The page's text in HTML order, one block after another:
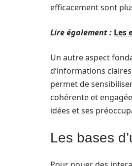
efficacement sont
Lire également : Les
Un autre aspect
d’informations
permet de
cohérente et
idées et ses
Les bases